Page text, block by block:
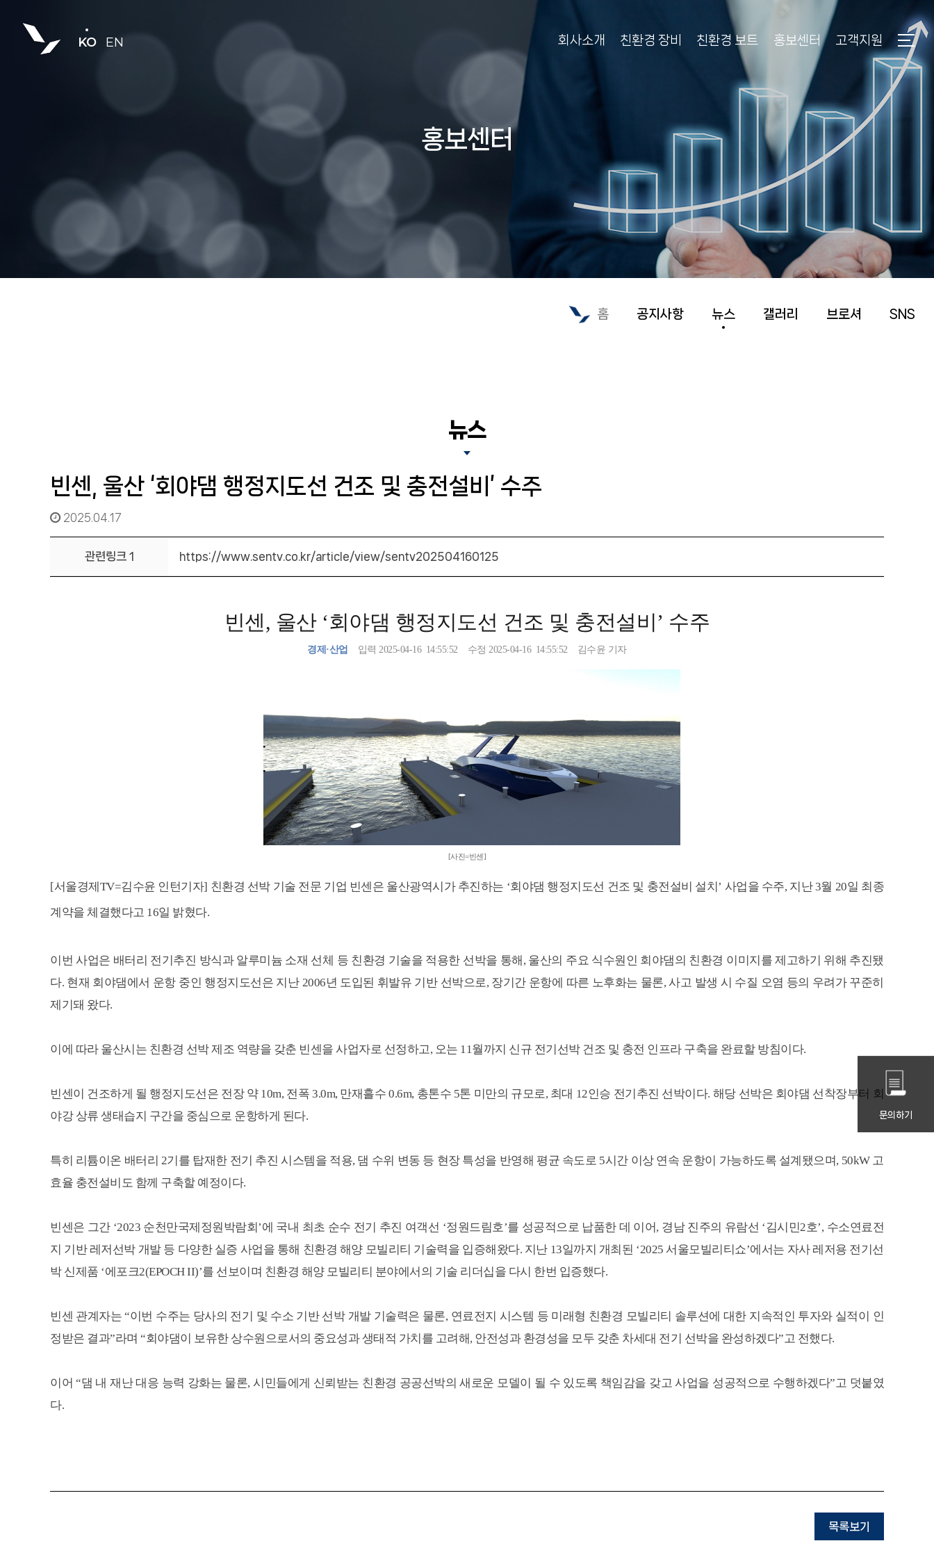
KO EN 회사소개 친환경 장비 친환경 보트 홍보센터 고객지원
홍보센터
홈 공지사항 뉴스 갤러리 브로셔 SNS
뉴스
빈센, 울산 ‘회야댐 행정지도선 건조 및 충전설비’ 수주
2025.04.17
관련링크 1 https://www.sentv.co.kr/article/view/sentv202504160125
빈센, 울산 ‘회야댐 행정지도선 건조 및 충전설비’ 수주
경제·산업 입력 2025-04-16 14:55:52 수정 2025-04-16 14:55:52 김수윤 기자
[사진=빈센]
[서울경제TV=김수윤 인턴기자] 친환경 선박 기술 전문 기업 빈센은 울산광역시가 추진하는 ‘회야댐 행정지도선 건조 및 충전설비 설치’ 사업을 수주, 지난 3월 20일 최종
계약을 체결했다고 16일 밝혔다.
이번 사업은 배터리 전기추진 방식과 알루미늄 소재 선체 등 친환경 기술을 적용한 선박을 통해, 울산의 주요 식수원인 회야댐의 친환경 이미지를 제고하기 위해 추진됐
다. 현재 회야댐에서 운항 중인 행정지도선은 지난 2006년 도입된 휘발유 기반 선박으로, 장기간 운항에 따른 노후화는 물론, 사고 발생 시 수질 오염 등의 우려가 꾸준히
제기돼 왔다.
이에 따라 울산시는 친환경 선박 제조 역량을 갖춘 빈센을 사업자로 선정하고, 오는 11월까지 신규 전기선박 건조 및 충전 인프라 구축을 완료할 방침이다.
빈센이 건조하게 될 행정지도선은 전장 약 10m, 전폭 3.0m, 만재흘수 0.6m, 총톤수 5톤 미만의 규모로, 최대 12인승 전기추진 선박이다. 해당 선박은 회야댐 선착장부터 회
야강 상류 생태습지 구간을 중심으로 운항하게 된다.
특히 리튬이온 배터리 2기를 탑재한 전기 추진 시스템을 적용, 댐 수위 변동 등 현장 특성을 반영해 평균 속도로 5시간 이상 연속 운항이 가능하도록 설계됐으며, 50kW 고
효율 충전설비도 함께 구축할 예정이다.
빈센은 그간 ‘2023 순천만국제정원박람회’에 국내 최초 순수 전기 추진 여객선 ‘정원드림호’를 성공적으로 납품한 데 이어, 경남 진주의 유람선 ‘김시민2호’, 수소연료전
지 기반 레저선박 개발 등 다양한 실증 사업을 통해 친환경 해양 모빌리티 기술력을 입증해왔다. 지난 13일까지 개최된 ‘2025 서울모빌리티쇼’에서는 자사 레저용 전기선
박 신제품 ‘에포크2(EPOCH II)’를 선보이며 친환경 해양 모빌리티 분야에서의 기술 리더십을 다시 한번 입증했다.
빈센 관계자는 “이번 수주는 당사의 전기 및 수소 기반 선박 개발 기술력은 물론, 연료전지 시스템 등 미래형 친환경 모빌리티 솔루션에 대한 지속적인 투자와 실적이 인
정받은 결과”라며 “회야댐이 보유한 상수원으로서의 중요성과 생태적 가치를 고려해, 안전성과 환경성을 모두 갖춘 차세대 전기 선박을 완성하겠다”고 전했다.
이어 “댐 내 재난 대응 능력 강화는 물론, 시민들에게 신뢰받는 친환경 공공선박의 새로운 모델이 될 수 있도록 책임감을 갖고 사업을 성공적으로 수행하겠다”고 덧붙였
다.
목록보기
문의하기